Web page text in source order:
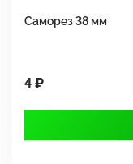
Саморез 38 мм
4 ₽